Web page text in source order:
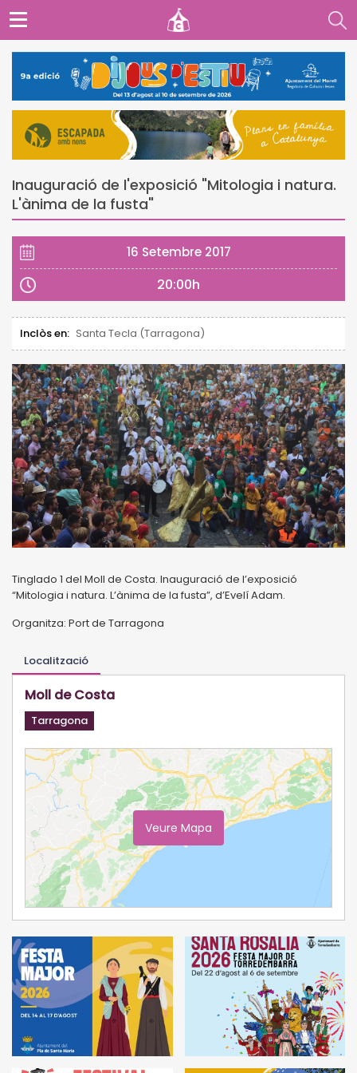
Inauguració de l'exposició "Mitologia i natura.
L'ànima de la fusta"
16 Setembre 2017
20:00h
Inclòs en: Santa Tecla (Tarragona)
Tinglado 1 del Moll de Costa. Inauguració de l’exposició
“Mitologia i natura. L’ànima de la fusta”, d’Evelí Adam.
Organitza: Port de Tarragona
Localització
Moll de Costa
Tarragona
Veure Mapa